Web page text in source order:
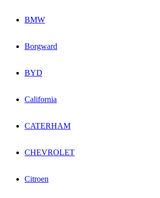
BMW
Borgward
BYD
California
CATERHAM
CHEVROLET
Citroen